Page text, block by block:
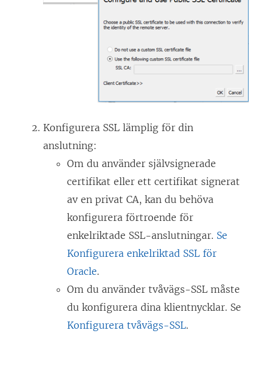
Konfigurera SSL lämplig för din
anslutning:
Om du använder självsignerade
certifikat eller ett certifikat signerat
av en privat CA, kan du behöva
konfigurera förtroende för
enkelriktade SSL-anslutningar. Se
Konfigurera enkelriktad SSL för
Oracle.
Om du använder tvåvägs-SSL måste
du konfigurera dina klientnycklar. Se
Konfigurera tvåvägs-SSL.